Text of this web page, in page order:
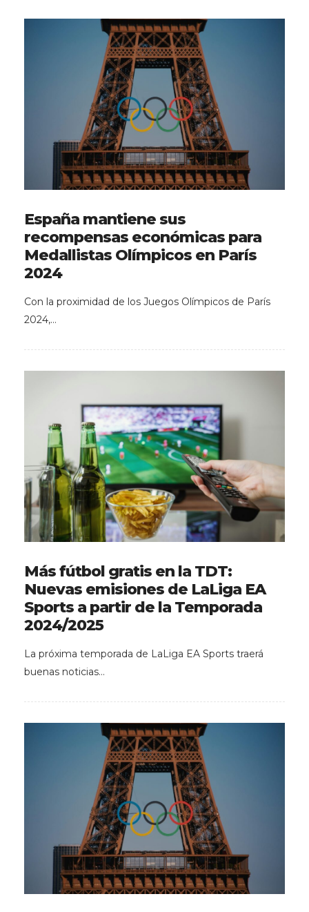
España mantiene sus
recompensas económicas para
Medallistas Olímpicos en París
2024
Con la proximidad de los Juegos Olímpicos de París
2024,…
Más fútbol gratis en la TDT:
Nuevas emisiones de LaLiga EA
Sports a partir de la Temporada
2024/2025
La próxima temporada de LaLiga EA Sports traerá
buenas noticias…